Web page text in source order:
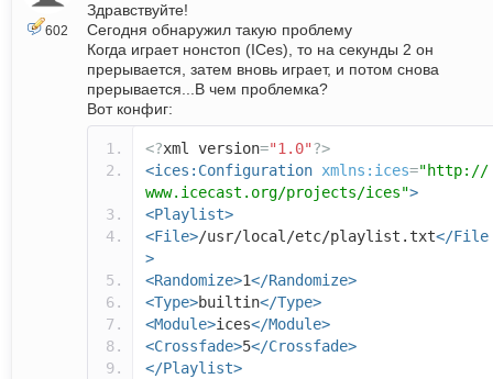
602
Здравствуйте!
Сегодня обнаружил такую проблему
Когда играет нонстоп (ICes), то на секунды 2 он
прерывается, затем вновь играет, и потом снова
прерывается...В чем проблемка?
Вот конфиг:
<?xml version="1.0"?>
<ices:Configuration xmlns:ices="http://
www.icecast.org/projects/ices">
<Playlist>
<File>/usr/local/etc/playlist.txt</File
>
<Randomize>1</Randomize>
<Type>builtin</Type>
<Module>ices</Module>
<Crossfade>5</Crossfade>
</Playlist>